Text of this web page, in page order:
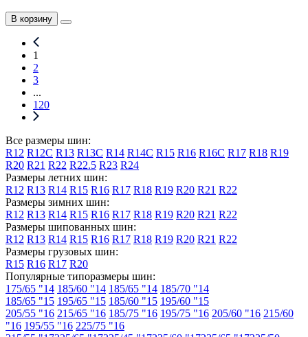
В корзину
1
2
3
...
120
Все размеры шин:
R12 R12C R13 R13C R14 R14C R15 R16 R16C R17 R18 R19
R20 R21 R22 R22.5 R23 R24
Размеры летних шин:
R12 R13 R14 R15 R16 R17 R18 R19 R20 R21 R22
Размеры зимних шин:
R12 R13 R14 R15 R16 R17 R18 R19 R20 R21 R22
Размеры шипованных шин:
R12 R13 R14 R15 R16 R17 R18 R19 R20 R21 R22
Размеры грузовых шин:
R15 R16 R17 R20
Популярные типоразмеры шин:
175/65 "14 185/60 "14 185/65 "14 185/70 "14
185/65 "15 195/65 "15 185/60 "15 195/60 "15
205/55 "16 215/65 "16 185/75 "16 195/75 "16 205/60 "16 215/60
"16 195/55 "16 225/75 "16